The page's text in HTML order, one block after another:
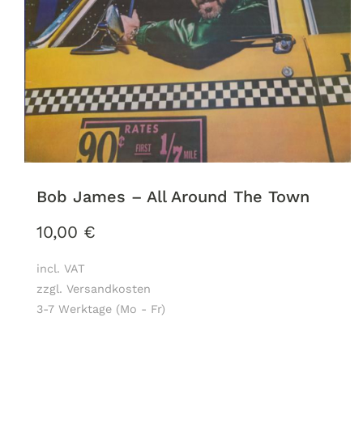
Bob James – All Around The Town
10,00 €
incl. VAT
zzgl. Versandkosten
3-7 Werktage (Mo - Fr)